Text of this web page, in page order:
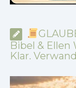
Bibel & Ellen
Klar.